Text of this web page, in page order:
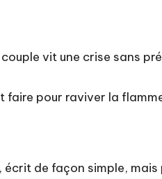
vit une crise sans
faire pour raviver la
de façon simple,